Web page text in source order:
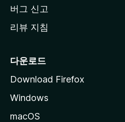
버그 신고
리뷰 지침
다운로드
Download Firefox
Windows
macOS